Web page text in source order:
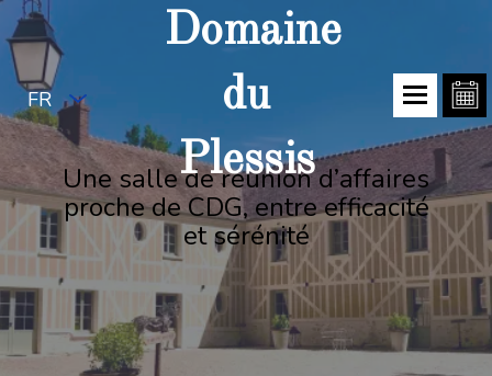
FR
Domaine
du
Plessis
Une salle de réunion d’affaires
proche de CDG, entre efficacité
et sérénité